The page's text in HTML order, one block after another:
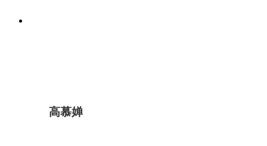
高慕婵